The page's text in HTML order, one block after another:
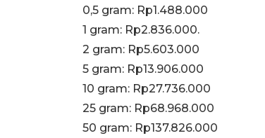
0,5 gram: Rp1.488.000
1 gram: Rp2.836.000.
‎2 gram: Rp5.603.000
‎5 gram: Rp13.906.000
‎10 gram: Rp27.736.000
‎25 gram: Rp68.968.000
‎50 gram: Rp137.826.000